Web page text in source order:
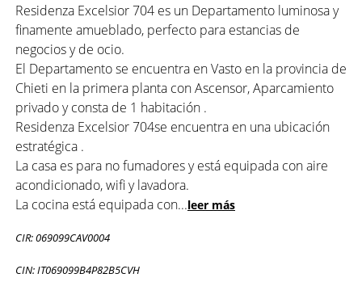
Residenza Excelsior 704 es un Departamento luminosa y
finamente amueblado, perfecto para estancias de
negocios y de ocio.
El Departamento se encuentra en Vasto en la provincia de
Chieti en la primera planta con Ascensor, Aparcamiento
privado y consta de 1 habitación .
Residenza Excelsior 704se encuentra en una ubicación
estratégica .
La casa es para no fumadores y está equipada con aire
acondicionado, wifi y lavadora.
La cocina está equipada con...leer más
CIR: 069099CAV0004
CIN: IT069099B4P82B5CVH